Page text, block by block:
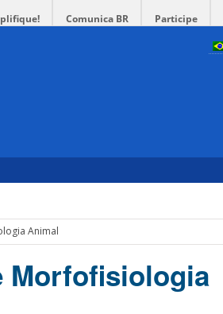
Comunica BR Participe
Animal
Morfofisiologia